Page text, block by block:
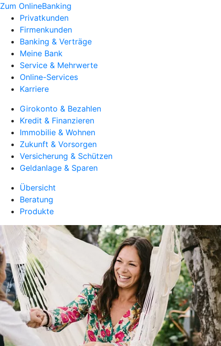
Zum OnlineBanking
Privatkunden
Firmenkunden
Banking & Verträge
Meine Bank
Service & Mehrwerte
Online-Services
Karriere
Girokonto & Bezahlen
Kredit & Finanzieren
Immobilie & Wohnen
Zukunft & Vorsorgen
Versicherung & Schützen
Geldanlage & Sparen
Übersicht
Beratung
Produkte